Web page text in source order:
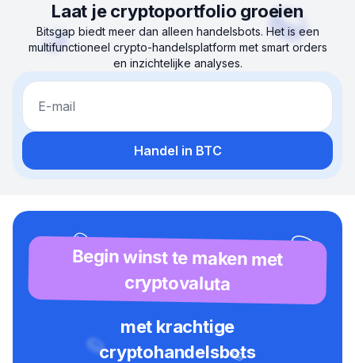
Laat je cryptoportfolio groeien
Bitsgap biedt meer dan alleen handelsbots. Het is een
multifunctioneel crypto-handelsplatform met smart orders
en inzichtelijke analyses.
E-mail
Handel in BTC
Begin winst te maken met
cryptovaluta
met krachtige
cryptohandelsbots